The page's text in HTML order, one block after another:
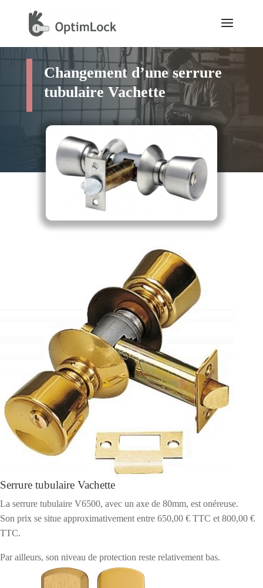
Changement d’une serrure
tubulaire Vachette
Serrure tubulaire Vachette
La serrure tubulaire V6500, avec un axe de 80mm, est onéreuse.
Son prix se situe approximativement entre 650,00 € TTC et 800,00 €
TTC.
Par ailleurs, son niveau de protection reste relativement bas.